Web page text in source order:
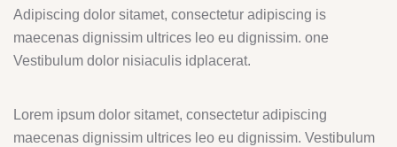
Adipiscing dolor sitamet, consectetur adipiscing is
maecenas dignissim ultrices leo eu dignissim. one
Vestibulum dolor nisiaculis idplacerat.
Lorem ipsum dolor sitamet, consectetur adipiscing
maecenas dignissim ultrices leo eu dignissim. Vestibulum